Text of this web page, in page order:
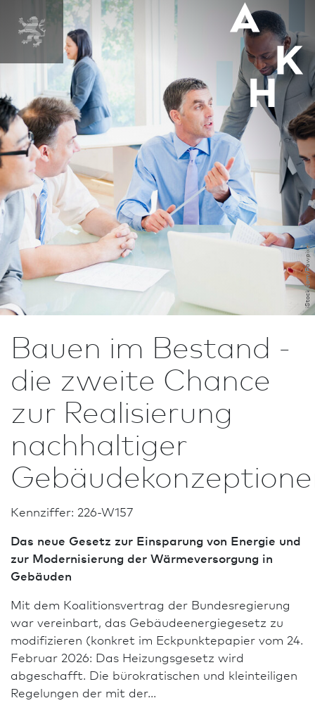
iStock.com/Rawpixel
Bauen im Bestand -
die zweite Chance
zur Realisierung
nach­haltiger
Kennziffer: 226-W157
Das neue Gesetz zur Einsparung von Energie und
zur Modernisierung der Wärmeversorgung in
Gebäuden
Mit dem Koalitionsvertrag der Bundes­regierung
war vereinbart, das Gebäudeenergiegesetz zu
modifizieren (konkret im Eckpunktepapier vom 24.
Februar 2026: Das Heizungsgesetz wird
abgeschafft. Die bürokratischen und kleinteiligen
Regelungen der mit der...